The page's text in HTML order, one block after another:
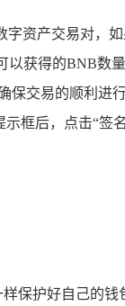
资产交易对，
获得的BNB数量
保交易的顺利进行
框后，点击“
保护好自己的